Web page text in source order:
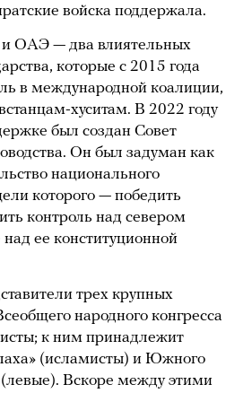
войска поддержала.
и ОАЭ — два влиятельных
которые с 2015 года
в международной коалиции,
хуситам. В 2022 году
был создан Совет
Он был задуман как
национального
которого — победить
контроль над севером
ее конституционной
трех крупных
народного конгресса
к ним принадлежит
(исламисты) и Южного
(левые). Вскоре между этими